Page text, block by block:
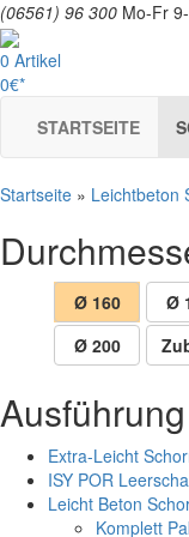
(06561) 96 300 Mo-Fr
0 Artikel
0€*
STARTSEITE
Startseite » Leichtbeton
Ø 160
Ø
Ø 200
Ausführung
Extra-Leicht
ISY POR
Leicht Beton
Komplett